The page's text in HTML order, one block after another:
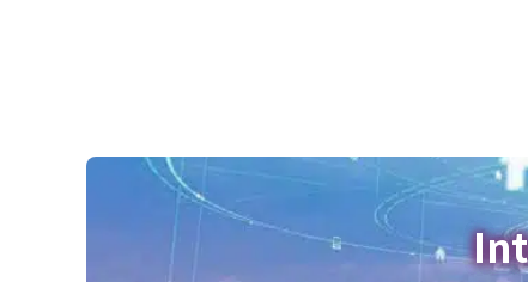
個人資料保護
AI（例如
網絡犯罪